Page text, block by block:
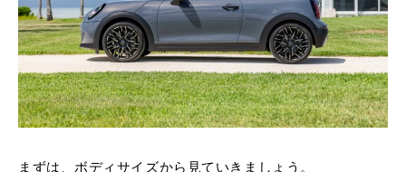
まずは、ボディサイズから見ていきましょう。